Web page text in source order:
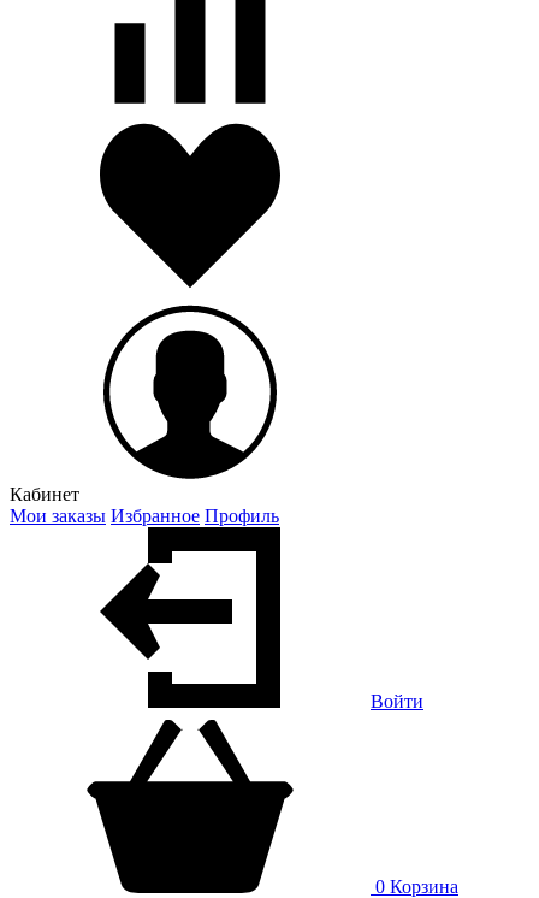
Кабинет
Мои заказы Избранное Профиль
Войти
0 Корзина